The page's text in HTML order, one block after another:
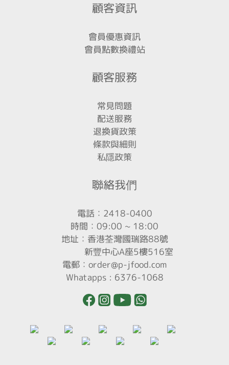
顧客資訊
會員優惠資訊
會員點數換禮站
顧客服務
常見問題
配送服務
退換貨政策
條款與細則
私隱政策
聯絡我們
電話：2418-0400
時間：09:00 ~ 18:00
地址：香港荃灣國瑞路88號
新豐中心A座5樓516室
電郵：order@p-jfood.com
Whatapps : 6376-1068